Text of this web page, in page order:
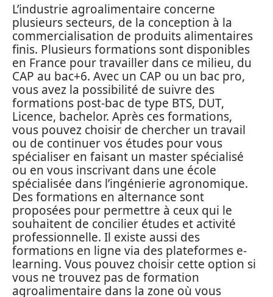
L’industrie agroalimentaire concerne
plusieurs secteurs, de la conception à la
commercialisation de produits alimentaires
finis. Plusieurs formations sont disponibles
en France pour travailler dans ce milieu, du
CAP au bac+6. Avec un CAP ou un bac pro,
vous avez la possibilité de suivre des
formations post-bac de type BTS, DUT,
Licence, bachelor. Après ces formations,
vous pouvez choisir de chercher un travail
ou de continuer vos études pour vous
spécialiser en faisant un master spécialisé
ou en vous inscrivant dans une école
spécialisée dans l’ingénierie agronomique.
Des formations en alternance sont
proposées pour permettre à ceux qui le
souhaitent de concilier études et activité
professionnelle. Il existe aussi des
formations en ligne via des plateformes e-
learning. Vous pouvez choisir cette option si
vous ne trouvez pas de formation
agroalimentaire dans la zone où vous